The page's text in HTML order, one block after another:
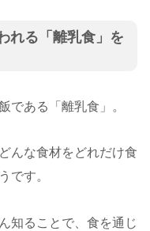
れる「離乳食」を
である「離乳食」。
んな食材をどれだけ食
です。
知ることで、食を通じ